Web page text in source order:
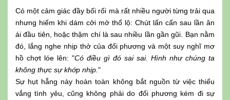
Có một cảm giác đầy bối rối mà rất nhiều người từng trải qua
nhưng hiếm khi dám cởi mở thổ lộ: Chút lấn cấn sau lần ân
ái đầu tiên, hoặc thậm chí là sau nhiều lần gần gũi. Bạn nằm
đó, lắng nghe nhịp thở của đối phương và một suy nghĩ mơ
hồ chợt lóe lên: "Có điều gì đó sai sai. Hình như chúng ta
không thực sự khớp nhịp. "
Sự hụt hẫng này hoàn toàn không bắt nguồn từ việc thiếu
vắng tình yêu, cũng không phải do đối phương kém đi sự